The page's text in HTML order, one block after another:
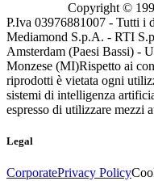
Copyright ©
P.Iva 03976881007 - Tutti i
Mediamond S.p.A. - RTI
Amsterdam (Paesi Bassi) -
Monzese (MI)Rispetto ai
riprodotti è vietata ogni
sistemi di intelligenza
espresso di utilizzare mezzi
Legal
CorporatePrivacy Policy